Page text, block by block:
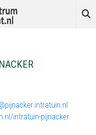
intratuin-pijnacker